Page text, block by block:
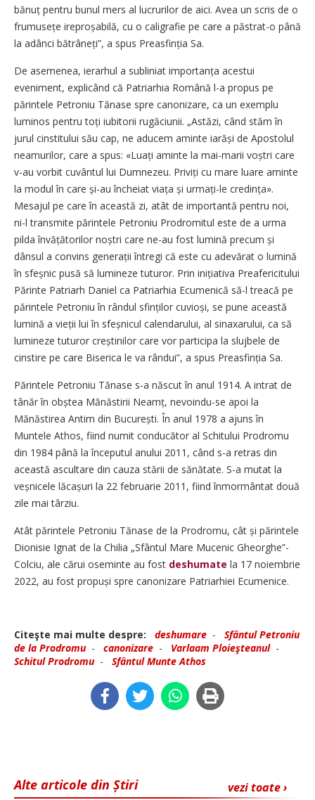
bănuț pentru bunul mers al lucrurilor de aici. Avea un scris de o
frumusețe ireproșabilă, cu o caligrafie pe care a păstrat-o până
la adânci bătrâneți”, a spus Prea­sfinția Sa.
De asemenea, ierarhul a subliniat importanța acestui
eveniment, explicând că Patriarhia Română l-a propus pe
părintele Petroniu Tănase spre canonizare, ca un exemplu
luminos pentru toți iubitorii rugăciunii. „Astăzi, când stăm în
jurul cinstitului său cap, ne aducem aminte iarăși de Apostolul
neamurilor, care a spus: «Luați aminte la mai-marii voștri care
v-au vorbit cuvântul lui Dumnezeu. Priviți cu mare luare aminte
la modul în care și-au încheiat viața și urmați-le credința».
Mesajul pe care în această zi, atât de importantă pentru noi,
ni-l transmite părintele Petroniu Prodromitul este de a urma
pilda învă­țătorilor noștri care ne-au fost lumină precum și
dânsul a convins generații întregi că este cu adevărat o lumină
în sfeș­nic pusă să lumineze tuturor. Prin inițiativa Preafericitului
Părinte Patriarh Daniel ca Patriarhia Ecumenică să-l treacă pe
părintele Petroniu în rândul sfinților cuvioși, se pune această
lumină a vieții lui în sfeș­nicul calendarului, al sinaxarului, ca să
lumineze tuturor creș­ti­nilor care vor participa la slujbele de
cinstire pe care Biserica le va rândui”, a spus Preasfinția Sa.
Părintele Petroniu Tănase s-a născut în anul 1914. A intrat de
tânăr în obștea Mănăstirii Neamț, nevoindu-se apoi la
Mănăstirea Antim din București. În anul 1978 a ajuns în
Muntele Athos, fiind numit conducător al Schitului Prodromu
din 1984 până la începutul anului 2011, când s-a retras din
această ascultare din cauza stării de sănătate. S-a mutat la
veșnicele lăcașuri la 22 februarie 2011, fiind înmormântat două
zile mai târziu.
Atât părintele Petroniu Tănase de la Prodromu, cât și părintele
Dionisie Ignat de la Chilia „Sfântul Mare Mucenic Gheorghe”-
Colciu, ale cărui oseminte au fost deshumate la 17 noiembrie
2022, au fost propuși spre canonizare Patriarhiei Ecumenice.
Citeşte mai multe despre: deshumare - Sfântul Petroniu
de la Prodromu- canonizare - Varlaam Ploieşteanul-
Schitul Prodromu- Sfântul Munte Athos
vezi toate ›
Alte articole din Știri